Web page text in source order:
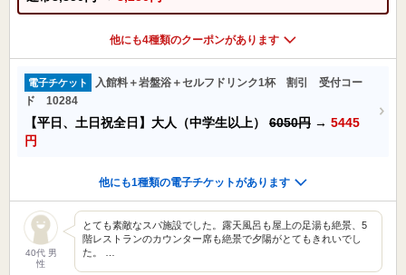
他にも4種類のクーポンがあります
電子チケット
入館料＋岩盤浴＋セルフドリンク1杯 割引 受付コー
ド 10284
【平日、土日祝全日】大人（中学生以上） 6050円 → 5445
円
他にも1種類の電子チケットがあります
40代 男
性
とても素敵なスパ施設でした。露天風呂も屋上の足湯も絶景、5
階レストランのカウンター席も絶景で夕陽がとてもきれいでし
た。 …